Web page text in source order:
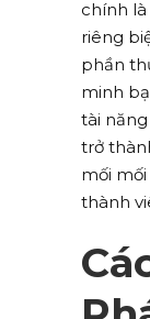
chính
riêng
phần
minh
tài
trở
mối
thành